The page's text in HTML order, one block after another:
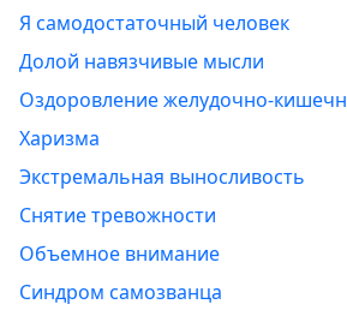
Я самодостаточный человек
Долой навязчивые мысли
Оздоровление желудочно-
Харизма
Экстремальная выносливость
Снятие тревожности
Объемное внимание
Синдром самозванца